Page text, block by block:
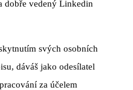
dobře vedený Linkedin
svých osobních
dáváš jako odesílatel
za účelem